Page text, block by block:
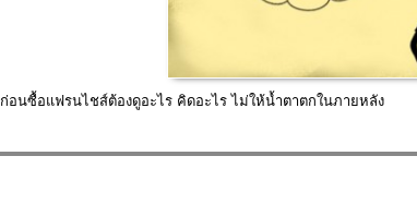
ก่อนซื้อแฟรนไชส์ต้องดูอะไร คิดอะไร ไม่ให้น้ำตาตกในภายหลัง